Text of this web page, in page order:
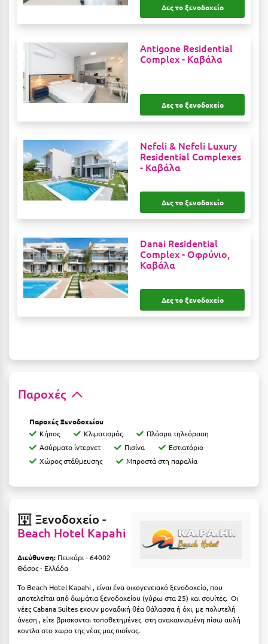
Μπάνσκο
Μπούκα Μεσσηνίας
Μύκονος
Μυτιλήνη
Ναυπακτία
Ναύπλιο
Νέα Μάκρη
Νέα Στύρα Εύβοιας
Ξυλόκαστρο
Ορεινή Αρκαδία
Πάλαιρος
Παξοί
Παραλία Λιτοχώρου
Παράλιο Άστρος
Δες το ξενοδοχείο
Antigone Residential
Complex - Καβάλα
Δες το ξενοδοχείο
Nefeli & Nefeli Luxury
Residential Complexes
- Καβάλα
Δες το ξενοδοχείο
Danai Residential
Complex -Οφρύνιο,
Καβάλα
Δες το ξενοδοχείο
Παροχές
Παροχές Ξενοδοχείου
Κήπος
Κλιματισμός
Πλάσμα τηλεόραση
Ασύρματο ίντερνετ
Πισίνα
Εστιατόριο
Χώρος στάθμευσης
Μπροστά στη παραλία
Ξενοδοχείο -
Beach Hotel Kapahi
Διεύθυνση: Πευκάρι - 64002
Θάσος - Ελλάδα
To Beach Hotel Kapahi , είναι ένα οικογενειακό ξενοδοχείο, που
αποτελείται από δωμάτια ξενοδοχείου (γύρω στα 25) και σουίτες. Οι
νέες Cabana Suites εχουν μοναδική θέα θάλασσα ή όχι, με πολυτελή
άνεση , είτε βρισκονται τοποθετημένες στη ανακαινισμένη πίσω αυλή
κοντλα στο χωρο της νέας μας πισίνας.